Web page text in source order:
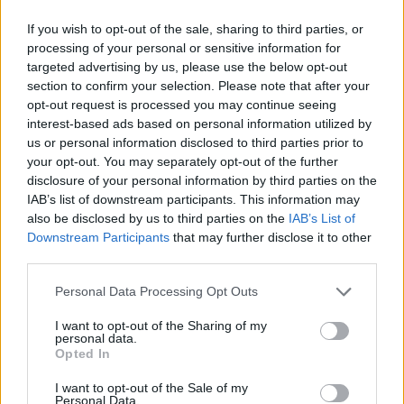
If you wish to opt-out of the sale, sharing to third parties, or
processing of your personal or sensitive information for
targeted advertising by us, please use the below opt-out
section to confirm your selection. Please note that after your
opt-out request is processed you may continue seeing
interest-based ads based on personal information utilized by
us or personal information disclosed to third parties prior to
your opt-out. You may separately opt-out of the further
disclosure of your personal information by third parties on the
IAB’s list of downstream participants. This information may
also be disclosed by us to third parties on the IAB’s List of
Downstream Participants that may further disclose it to other
Personal Data Processing Opt Outs
I want to opt-out of the Sharing of my
personal data.
Opted In
I want to opt-out of the Sale of my
Personal Data.
Hakim Ziyech verhuurt opnieuw luxe
appartement op Amsterdamse Zuidas
Marcos Leonardo laat eerste indruk achter bij
Ajax: 'Hier gaan fans van genieten'
Resterend oefenprogramma Ajax: waar zijn de
duels te zien
Ajax groeit onder Míchel, maar transfermarkt
blijft cruciaal
Ajax-talent Mohamed Abdalla schrijft Europese
geschiedenis
Shane Kluivert krijgt kans van Flick en begint in
de basis bij FC Barcelona